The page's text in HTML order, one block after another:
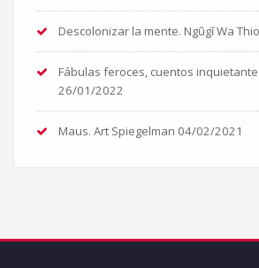
Descolonizar la mente. Ngũgĩ Wa
Fábulas feroces, cuentos
26/01/2022
Maus. Art Spiegelman 04/02/2021